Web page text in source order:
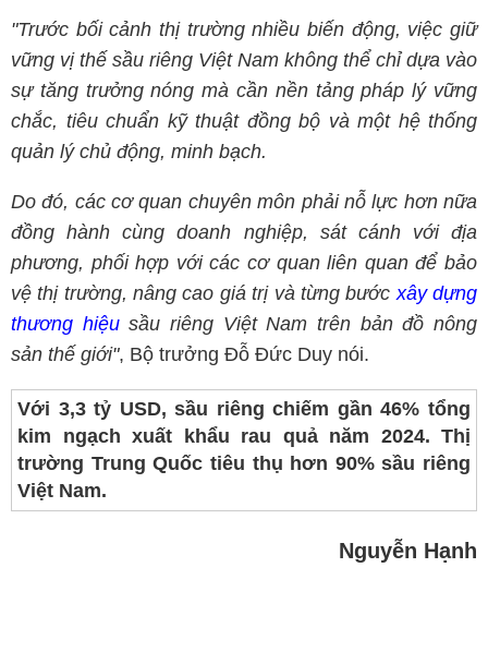
"Trước bối cảnh thị trường nhiều biến động, việc giữ
vững vị thế sầu riêng Việt Nam không thể chỉ dựa vào
sự tăng trưởng nóng mà cần nền tảng pháp lý vững
chắc, tiêu chuẩn kỹ thuật đồng bộ và một hệ thống
quản lý chủ động, minh bạch.
Do đó, các cơ quan chuyên môn phải nỗ lực hơn nữa
đồng hành cùng doanh nghiệp, sát cánh với địa
phương, phối hợp với các cơ quan liên quan để bảo
vệ thị trường, nâng cao giá trị và từng bướcxây dựng
thương hiệusầu riêng Việt Nam trên bản đồ nông
sản thế giới", Bộ trưởng Đỗ Đức Duy nói.
Với 3,3 tỷ USD, sầu riêng chiếm gần 46% tổng
kim ngạch xuất khẩu rau quả năm 2024. Thị
trường Trung Quốc tiêu thụ hơn 90% sầu riêng
Việt Nam.
Nguyễn Hạnh